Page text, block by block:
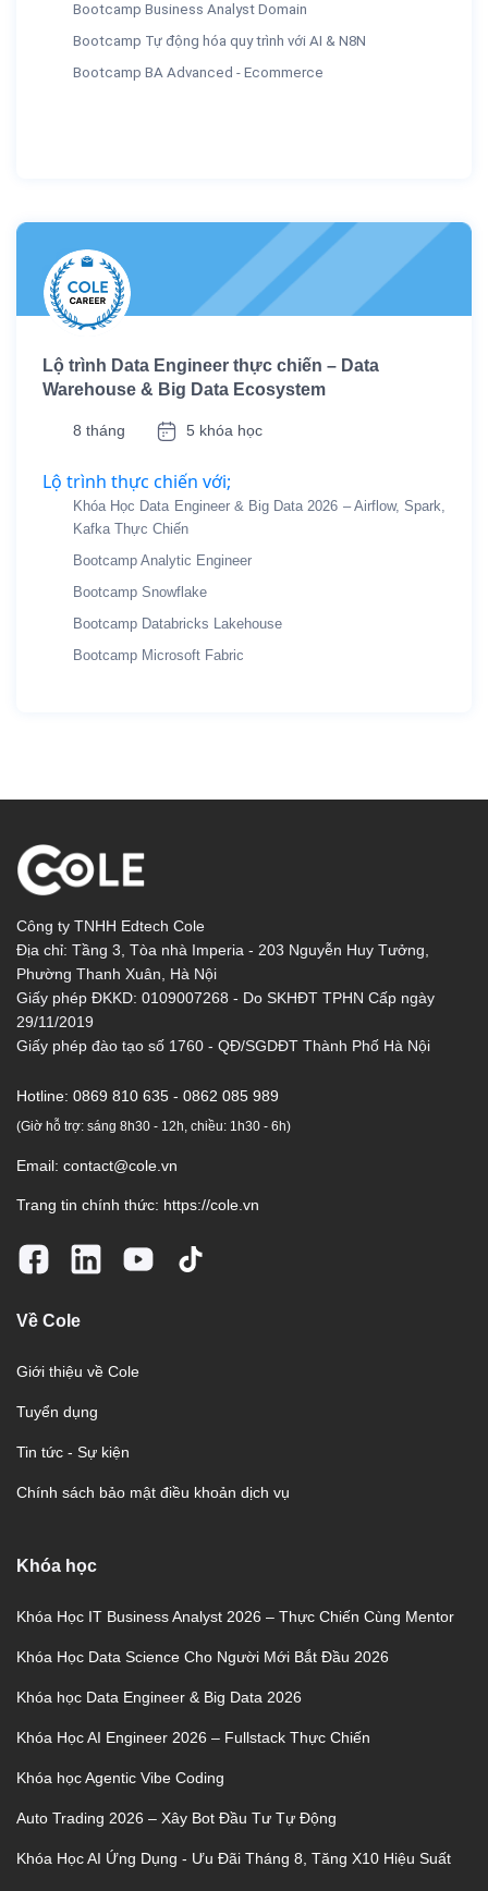
Bootcamp Business Analyst Domain
Bootcamp Tự động hóa quy trình với AI & N8N
Bootcamp BA Advanced - Ecommerce
Lộ trình Data Engineer thực chiến – Data
Warehouse & Big Data Ecosystem
8 tháng 5 khóa học
Lộ trình thực chiến với;
Khóa Học Data Engineer & Big Data 2026 – Airflow, Spark,
Kafka Thực Chiến
Bootcamp Analytic Engineer
Bootcamp Snowflake
Bootcamp Databricks Lakehouse
Bootcamp Microsoft Fabric
Công ty TNHH Edtech Cole
Địa chỉ: Tầng 3, Tòa nhà Imperia - 203 Nguyễn Huy Tưởng,
Phường Thanh Xuân, Hà Nội
Giấy phép ĐKKD: 0109007268 - Do SKHĐT TPHN Cấp ngày
29/11/2019
Giấy phép đào tạo số 1760 - QĐ/SGDĐT Thành Phố Hà Nội
Hotline: 0869 810 635 - 0862 085 989
(Giờ hỗ trợ: sáng 8h30 - 12h, chiều: 1h30 - 6h)
Email: contact@cole.vn
Trang tin chính thức: https://cole.vn
Về Cole
Giới thiệu về Cole
Tuyển dụng
Tin tức - Sự kiện
Chính sách bảo mật điều khoản dịch vụ
Khóa học
Khóa Học IT Business Analyst 2026 – Thực Chiến Cùng Mentor
Khóa Học Data Science Cho Người Mới Bắt Đầu 2026
Khóa học Data Engineer & Big Data 2026
Khóa Học AI Engineer 2026 – Fullstack Thực Chiến
Khóa học Agentic Vibe Coding
Auto Trading 2026 – Xây Bot Đầu Tư Tự Động
Khóa Học AI Ứng Dụng - Ưu Đãi Tháng 8, Tăng X10 Hiệu Suất